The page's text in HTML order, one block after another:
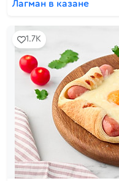
Лагман в казане
1.7K